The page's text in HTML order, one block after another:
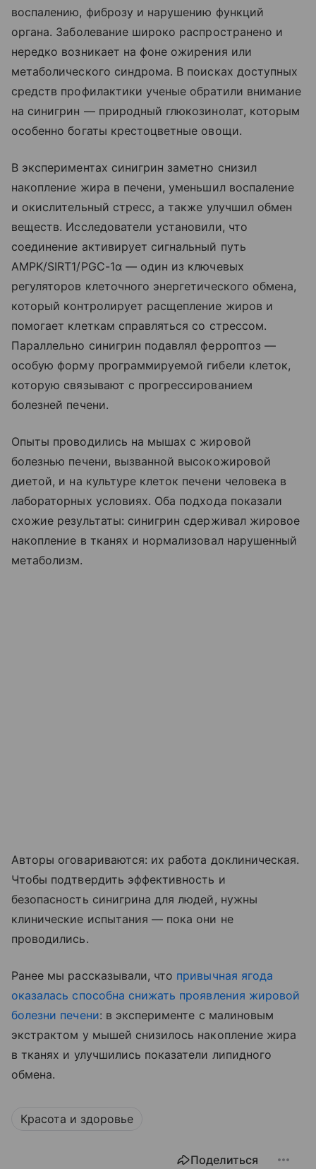
воспалению, фиброзу и нарушению функций
органа. Заболевание широко распространено и
нередко возникает на фоне ожирения или
метаболического синдрома. В поисках доступных
средств профилактики ученые обратили внимание
на синигрин — природный глюкозинолат, которым
особенно богаты крестоцветные овощи.
В экспериментах синигрин заметно снизил
накопление жира в печени, уменьшил воспаление
и окислительный стресс, а также улучшил обмен
веществ. Исследователи установили, что
соединение активирует сигнальный путь
AMPK/SIRT1/PGC-1α — один из ключевых
регуляторов клеточного энергетического обмена,
который контролирует расщепление жиров и
помогает клеткам справляться со стрессом.
Параллельно синигрин подавлял ферроптоз —
особую форму программируемой гибели клеток,
которую связывают с прогрессированием
болезней печени.
Опыты проводились на мышах с жировой
болезнью печени, вызванной высокожировой
диетой, и на культуре клеток печени человека в
лабораторных условиях. Оба подхода показали
схожие результаты: синигрин сдерживал жировое
накопление в тканях и нормализовал нарушенный
метаболизм.
Авторы оговариваются: их работа доклиническая.
Чтобы подтвердить эффективность и
безопасность синигрина для людей, нужны
клинические испытания — пока они не
проводились.
Ранее мы рассказывали, что привычная ягода
оказалась способна снижать проявления жировой
болезни печени: в эксперименте с малиновым
экстрактом у мышей снизилось накопление жира
в тканях и улучшились показатели липидного
обмена.
Красота и здоровье
Поделиться